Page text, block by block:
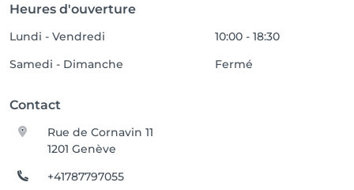
Heures d'ouverture
Lundi - Vendredi
10:00 - 18:30
Samedi - Dimanche
Fermé
Contact
Rue de Cornavin 11
1201 Genève
+41787797055